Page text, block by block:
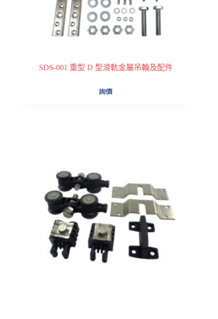
SDS-001 重型 D 型滑軌金屬吊輪及配件
詢價